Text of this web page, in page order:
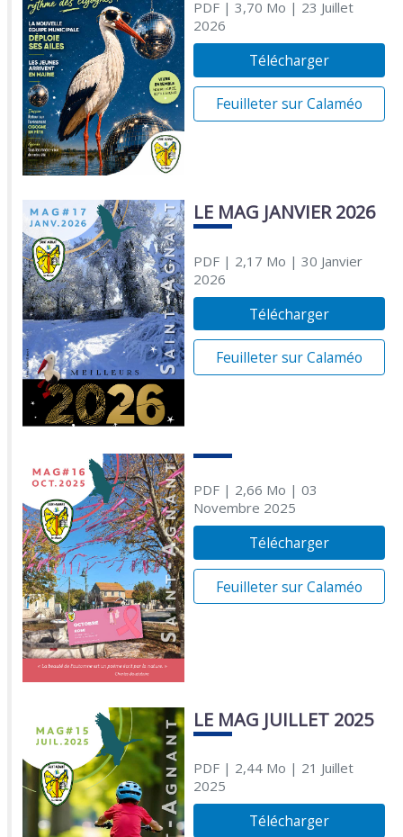
PDF| 3,70 Mo | 23 Juillet
2026
Télécharger
Feuilleter sur Calaméo
LE MAG JANVIER 2026
PDF| 2,17 Mo | 30 Janvier
2026
Télécharger
Feuilleter sur Calaméo
PDF| 2,66 Mo | 03
Novembre 2025
Télécharger
Feuilleter sur Calaméo
LE MAG JUILLET 2025
PDF| 2,44 Mo | 21 Juillet
2025
Télécharger